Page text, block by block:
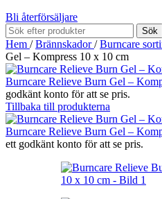
Bli återförsäljare
Sök
Hem / Brännskador/ Burncare
Gel – Kompress 10 x 10 cm
Burncare Relieve Burn Gel –
godkänt konto för att se pris.
Tillbaka till produkterna
Burncare Relieve Burn Gel –
ett godkänt konto för att se pris.